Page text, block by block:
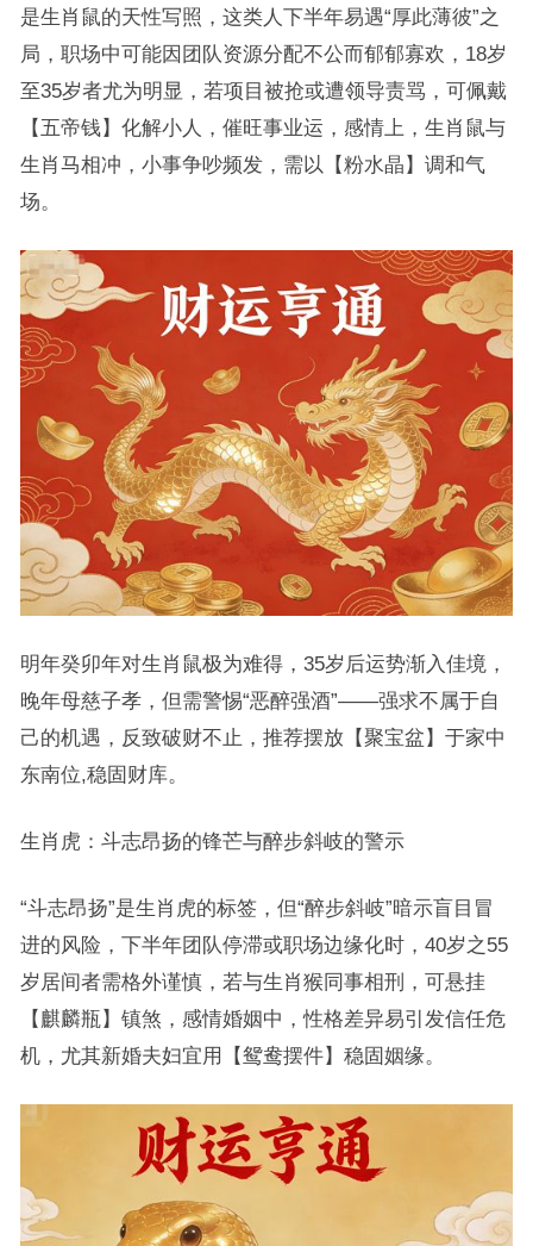
是生肖鼠的天性写照，这类人下半年易遇“厚此薄彼”之
局，职场中可能因团队资源分配不公而郁郁寡欢，18岁
至35岁者尤为明显，若项目被抢或遭领导责骂，可佩戴
【五帝钱】化解小人，催旺事业运，感情上，生肖鼠与
生肖马相冲，小事争吵频发，需以【粉水晶】调和气
场。
明年癸卯年对生肖鼠极为难得，35岁后运势渐入佳境，
晚年母慈子孝，但需警惕“恶醉强酒”——强求不属于自
己的机遇，反致破财不止，推荐摆放【聚宝盆】于家中
东南位,稳固财库。
生肖虎：斗志昂扬的锋芒与醉步斜岐的警示
“斗志昂扬”是生肖虎的标签，但“醉步斜岐”暗示盲目冒
进的风险，下半年团队停滞或职场边缘化时，40岁之55
岁居间者需格外谨慎，若与生肖猴同事相刑，可悬挂
【麒麟瓶】镇煞，感情婚姻中，性格差异易引发信任危
机，尤其新婚夫妇宜用【鸳鸯摆件】稳固姻缘。